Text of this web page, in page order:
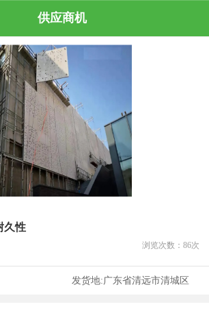
供应商机
久性
浏览次数： 86次
发货地:广东省清远市清城区